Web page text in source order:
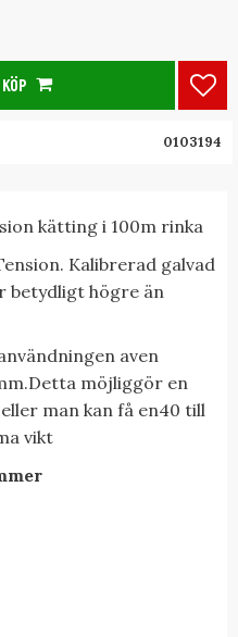
KÖP
0103194
kätting i 100m rinka
Kalibrerad galvad
betydligt högre än
aven
.Detta möjliggör en
eller man kan få en40 till
vikt